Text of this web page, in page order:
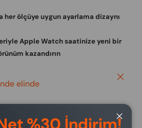
her ölçüye uygun ayarlama dizaynı
Apple Watch saatinize yeni bir
kazandırın
elinde
Close